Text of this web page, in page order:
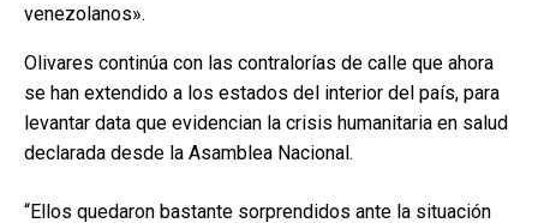
venezolanos».
Olivares continúa con las contralorías de calle que ahora
se han extendido a los estados del interior del país, para
levantar data que evidencian la crisis humanitaria en salud
declarada desde la Asamblea Nacional.
“Ellos quedaron bastante sorprendidos ante la situación